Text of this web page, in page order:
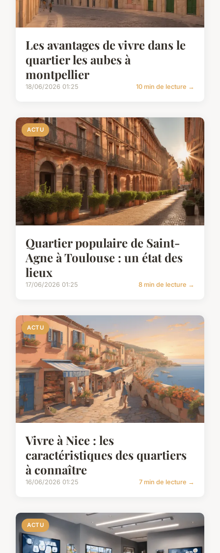
Les avantages de vivre dans le
quartier les aubes à
montpellier
18/06/2026 01:25 10 min de lecture →
ACTU
Quartier populaire de Saint-
Agne à Toulouse : un état des
lieux
17/06/2026 01:25 8 min de lecture →
ACTU
Vivre à Nice : les
caractéristiques des quartiers
à connaître
16/06/2026 01:25 7 min de lecture →
ACTU